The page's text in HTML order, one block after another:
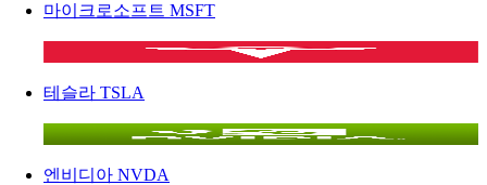
마이크로소프트 MSFT
테슬라 TSLA
엔비디아 NVDA